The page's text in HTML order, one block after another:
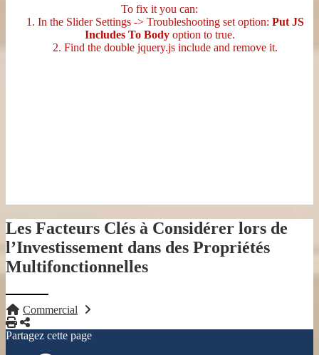
To fix it you can:
1. In the Slider Settings -> Troubleshooting set option: Put JS
Includes To Bodyoption to true.
2. Find the double jquery.js include and remove it.
Les Facteurs Clés à Considérer lors de
l’Investissement dans des Propriétés
Multifonctionnelles
Commercial
Imprimer
Partager
Partagez cette page